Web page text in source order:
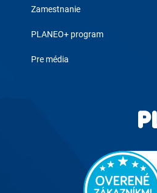
Zamestnanie
PLANEO+ program
Pre média